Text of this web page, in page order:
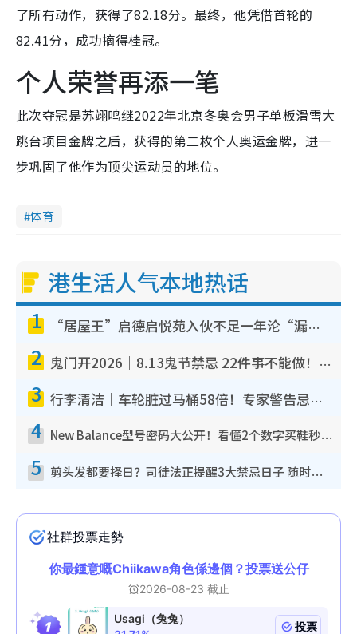
了所有动作，获得了82.18分。最终，他凭借首轮的
82.41分，成功摘得桂冠。
个人荣誉再添一笔
此次夺冠是苏翊鸣继2022年北京冬奥会男子单板滑雪大
跳台项目金牌之后，获得的第二枚个人奥运金牌，进一
步巩固了他作为顶尖运动员的地位。
体育
港生活人气本地热话
1 “居屋王”启德启悦苑入伙不足一年沦“漏水之王”！插座喷火花致大停电 多户业主全屋家电报废
2 鬼门开2026｜8.13鬼节禁忌 22件事不能做！烧肉、刺身要少食？半夜勿吹口哨/打给个电话
3 行李清洁｜车轮脏过马桶58倍！专家警告忌用酒精擦 教1招免脏手除菌
4 New Balance型号密码大公开！看懂2个数字买鞋秒知功能免中伏 附5大热门鞋款
5 剪头发都要择日？司徒法正提醒3大禁忌日子 随时剪走财运！这日剪发恐“剪寿命”？